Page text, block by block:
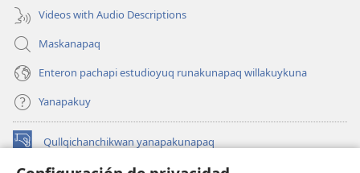
Videos with Audio Descriptions
Maskanapaq
Enteron pachapi estudioyuq runakunapaq willakuykuna
Yanapakuy
Qullqichanchikwan yanapakunapaq
(abre